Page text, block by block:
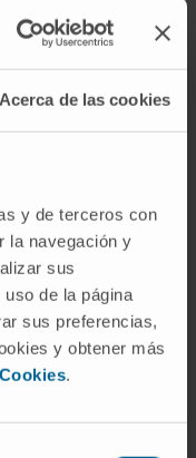
Acerca de las cookies
y de terceros con
la navegación y
sus
de la página
sus preferencias,
y obtener más
.
antes de
El
in vitroen
nuevas
en España
españoles
este campo.
nuestro entorno
pero en
con